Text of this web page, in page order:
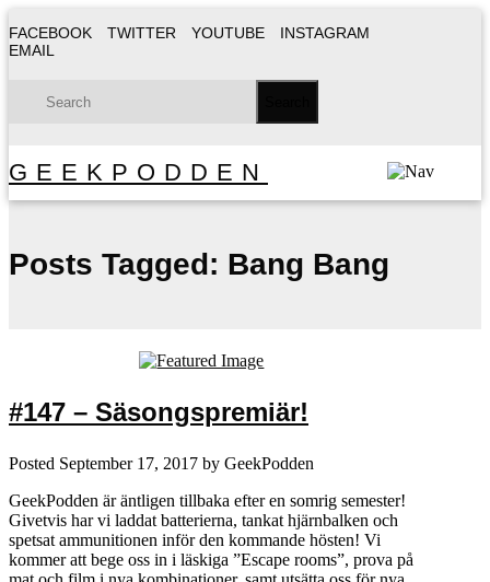
FACEBOOK TWITTER YOUTUBE
INSTAGRAM
EMAIL
GEEKPODDEN
Posts Tagged: Bang Bang
#147 – Säsongspremiär!
Posted September 17, 2017 by GeekPodden
GeekPodden är äntligen tillbaka efter en somrig semester!
Givetvis har vi laddat batterierna, tankat hjärnbalken och
spetsat ammunitionen inför den kommande hösten! Vi
kommer att bege oss in i läskiga ”Escape rooms”, prova på